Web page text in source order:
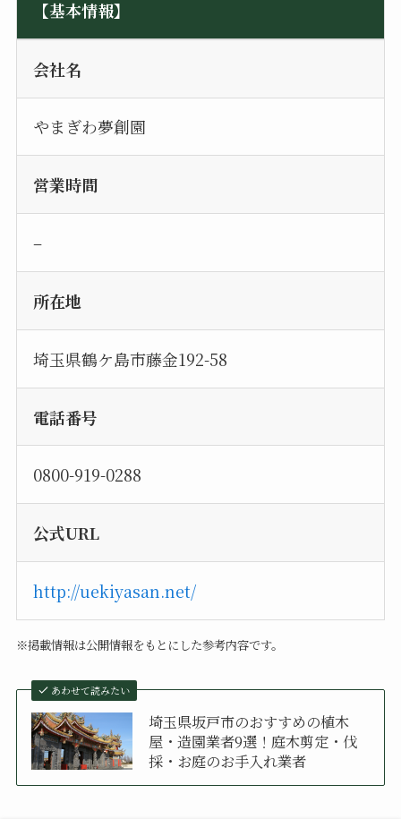
【基本情報】
会社名
やまぎわ夢創園
営業時間
–
所在地
埼玉県鶴ケ島市藤金192-58
電話番号
0800-919-0288
公式URL
http://uekiyasan.net/
※掲載情報は公開情報をもとにした参考内容です。
あわせて読みたい
埼玉県坂戸市のおすすめの植木
屋・造園業者9選！庭木剪定・伐
採・お庭のお手入れ業者